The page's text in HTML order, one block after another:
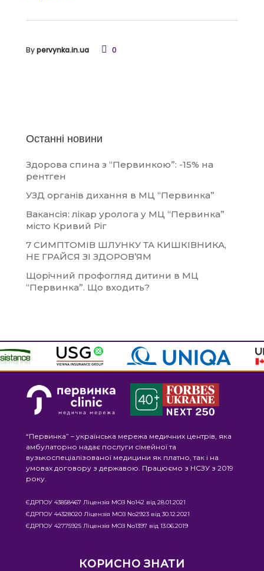
Bypervynka.in.ua 0
Останні новини
Здорова спина з “Первинкою”: -15% на
рентген
УЗД органів дихання в МЦ “Первинка”
Вакансія: лікар уролога у МЦ “Первинка”
місто Кривий Ріг
7 СИМПТОМІВ ШЛУНКУ ТА КИШКІВНИКА,
НЕ ГРАЙСЯ ЗІ ЗДОРОВ’ЯМ
Щорічний профогляд дитини в МЦ
“Первинка”. Що входить?
“Первинка” – українська мережа медичних центрів, яка
амбулаторно надає послуги сімейної та
вузькоспеціалізованої медицини як платно, так і на
умовах договору з державою. Працюємо з НСЗУ з 2019
року.
ЄДРПОУ 43858467 Ліцензія МОЗ No142 від 28.01.2021
ЄДРПОУ 44328020 Ліцензія МОЗ No2923 від 30.12.2021
ЄДРПОУ 42775925 Ліцензія МОЗ No1397 від 13.06.2019
КОРИСНО ЗНАТИ